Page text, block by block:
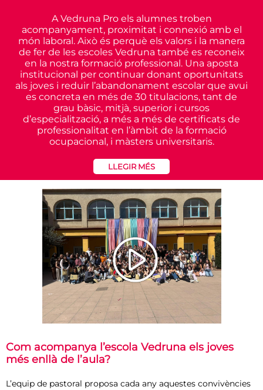
A Vedruna Pro els alumnes troben
acompanyament, proximitat i connexió amb el
món laboral. Això és perquè els valors i la manera
de fer de les escoles Vedruna també es reconeix
en la nostra formació professional. Una aposta
institucional per continuar donant oportunitats
als joves i reduir l’abandonament escolar que avui
es concreta en més de 30 titulacions, tant de
grau bàsic, mitjà, superior i cursos
d’especialització, a més a més de certificats de
professionalitat en l’àmbit de la formació
ocupacional, i màsters universitaris.
LLEGIR MÉS
Com acompanya l’escola Vedruna els joves
més enllà de l’aula?
L’equip de pastoral proposa cada any aquestes convivències